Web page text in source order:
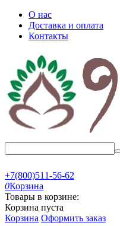
О нас
Доставка и оплата
Контакты
+7(800)511-56-62
0Корзина
Товары в корзине:
Корзина пуста
Корзина Оформить заказ